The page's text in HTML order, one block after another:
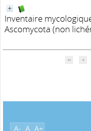
Inventaire
Ascomycota (non
A- A A+